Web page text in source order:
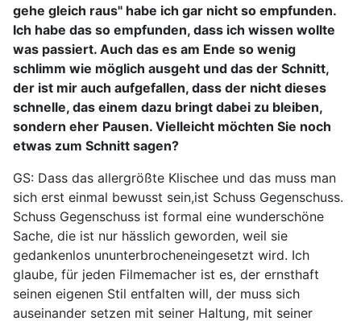
gehe gleich raus" habe ich gar nicht so empfunden.
Ich habe das so empfunden, dass ich wissen wollte
was passiert. Auch das es am Ende so wenig
schlimm wie möglich ausgeht und das der Schnitt,
der ist mir auch aufgefallen, dass der nicht dieses
schnelle, das einem dazu bringt dabei zu bleiben,
sondern eher Pausen. Vielleicht möchten Sie noch
etwas zum Schnitt sagen?
GS: Dass das allergrößte Klischee und das muss man
sich erst einmal bewusst sein,ist Schuss Gegenschuss.
Schuss Gegenschuss ist formal eine wunderschöne
Sache, die ist nur hässlich geworden, weil sie
gedankenlos ununterbrocheneingesetzt wird. Ich
glaube, für jeden Filmemacher ist es, der ernsthaft
seinen eigenen Stil entfalten will, der muss sich
auseinander setzen mit seiner Haltung, mit seiner